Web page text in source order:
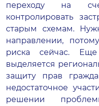
переходу на
контролировать
старым схемам.
направлении,
риска сейчас.
выделяется
защиту прав
недостаточное
решении